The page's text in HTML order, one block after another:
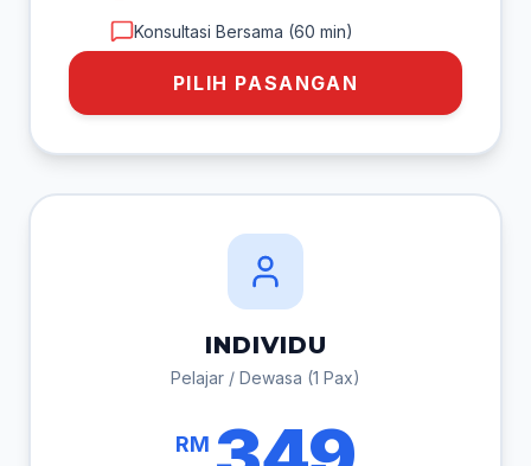
INDIVIDU
Pelajar / Dewasa (1 Pax)
RM
Konsultasi Bersama (60 min)
PILIH PASANGAN